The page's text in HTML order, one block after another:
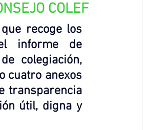
COLEF
recoge los
informe de
colegiación,
cuatro anexos
transparencia
útil, digna y